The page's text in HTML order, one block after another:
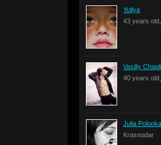
Yuliya
43 years
Vasiliy
40 years
Julia Polooka
Krasnodar